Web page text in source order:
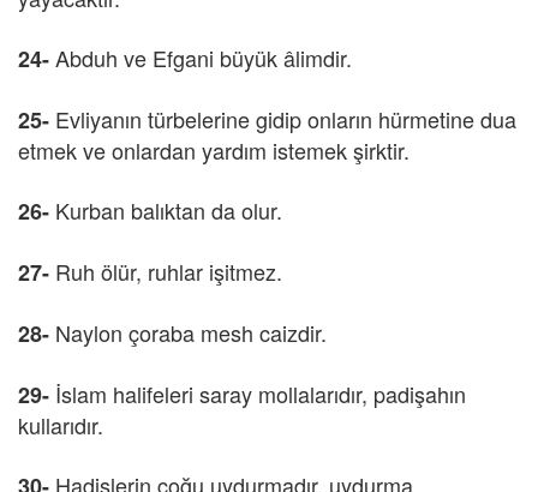
24-Abduh ve Efgani büyük âlimdir.
25- Evliyanın türbelerine gidip onların hürmetine dua
etmek ve onlardan yardım istemek şirktir.
26- Kurban balıktan da olur.
27- Ruh ölür, ruhlar işitmez.
28- Naylon çoraba mesh caizdir.
29- İslam halifeleri saray mollalarıdır, padişahın
kullarıdır.
Hadislerin çoğu uydurmadır, uydurma